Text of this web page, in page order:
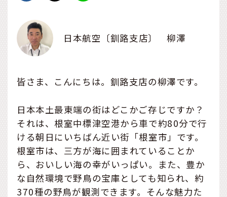
日本航空〔釧路支店〕 柳澤
皆さま、こんにちは。釧路支店の柳澤です。
日本本土最東端の街はどこかご存じですか？
それは、根室中標津空港から車で約80分で行
ける朝日にいちばん近い街「根室市」です。
根室市は、三方が海に囲まれていることか
ら、おいしい海の幸がいっぱい。また、豊か
な自然環境で野鳥の宝庫としても知られ、約
370種の野鳥が観測できます。そんな魅力た